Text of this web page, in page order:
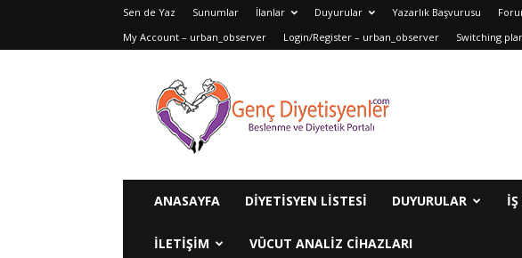
Sen de Yaz Sunumlar İlanlar Duyurular Yazarlık Başvurusu
My Account – urban_observer
Login/Register – urban_observer Switching
Genç
Diyetisyenler
ANASAYFA DIYETISYEN LISTESI DUYURULAR
ILETIŞIM VÜCUT ANALIZ CIHAZLARI